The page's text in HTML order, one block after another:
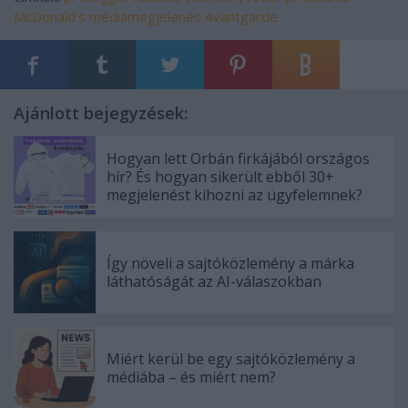
McDonald's médiamegjelenés Avantgarde
Ajánlott bejegyzések:
Hogyan lett Orbán firkájából országos
hír? És hogyan sikerült ebből 30+
megjelenést kihozni az ügyfelemnek?
Így növeli a sajtóközlemény a márka
láthatóságát az AI-válaszokban
Miért kerül be egy sajtóközlemény a
médiába – és miért nem?